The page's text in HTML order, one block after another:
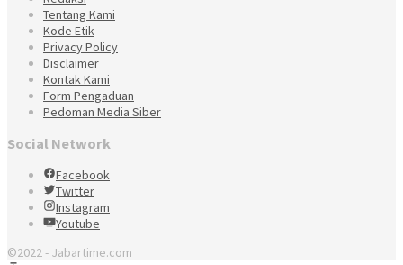
Tentang Kami
Kode Etik
Privacy Policy
Disclaimer
Kontak Kami
Form Pengaduan
Pedoman Media Siber
Social Network
Facebook
Twitter
Instagram
Youtube
©2022 - Jabartime.com